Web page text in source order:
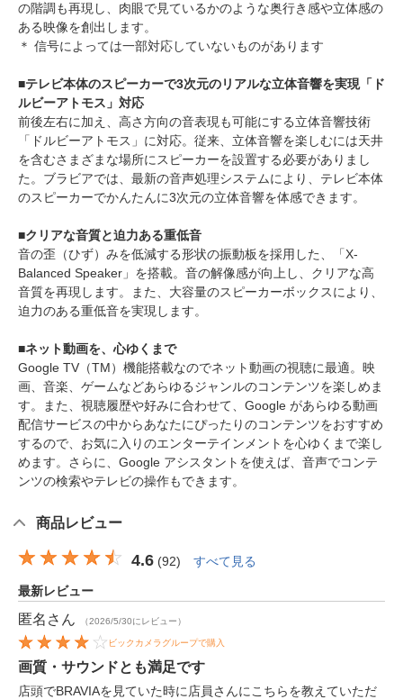
の階調も再現し、肉眼で見ているかのような奥行き感や立体感の
ある映像を創出します。
＊ 信号によっては一部対応していないものがあります
■テレビ本体のスピーカーで3次元のリアルな立体音響を実現「ド
ルビーアトモス」対応
前後左右に加え、高さ方向の音表現も可能にする立体音響技術
「ドルビーアトモス」に対応。従来、立体音響を楽しむには天井
を含むさまざまな場所にスピーカーを設置する必要がありまし
た。ブラビアでは、最新の音声処理システムにより、テレビ本体
のスピーカーでかんたんに3次元の立体音響を体感できます。
■クリアな音質と迫力ある重低音
音の歪（ひず）みを低減する形状の振動板を採用した、「X-
Balanced Speaker」を搭載。音の解像感が向上し、クリアな高
音質を再現します。また、大容量のスピーカーボックスにより、
迫力のある重低音を実現します。
■ネット動画を、心ゆくまで
Google TV（TM）機能搭載なのでネット動画の視聴に最適。映
画、音楽、ゲームなどあらゆるジャンルのコンテンツを楽しめま
す。また、視聴履歴や好みに合わせて、Google があらゆる動画
配信サービスの中からあなたにぴったりのコンテンツをおすすめ
するので、お気に入りのエンターテインメントを心ゆくまで楽し
めます。さらに、Google アシスタントを使えば、音声でコンテ
ンツの検索やテレビの操作もできます。
商品レビュー
4.6 (92) すべて見る
最新レビュー
匿名 さん （2026/5/30にレビュー）
ビックカメラグループで購入
画質・サウンドとも満足です
店頭でBRAVIAを見ていた時に店員さんにこちらを教えていただ